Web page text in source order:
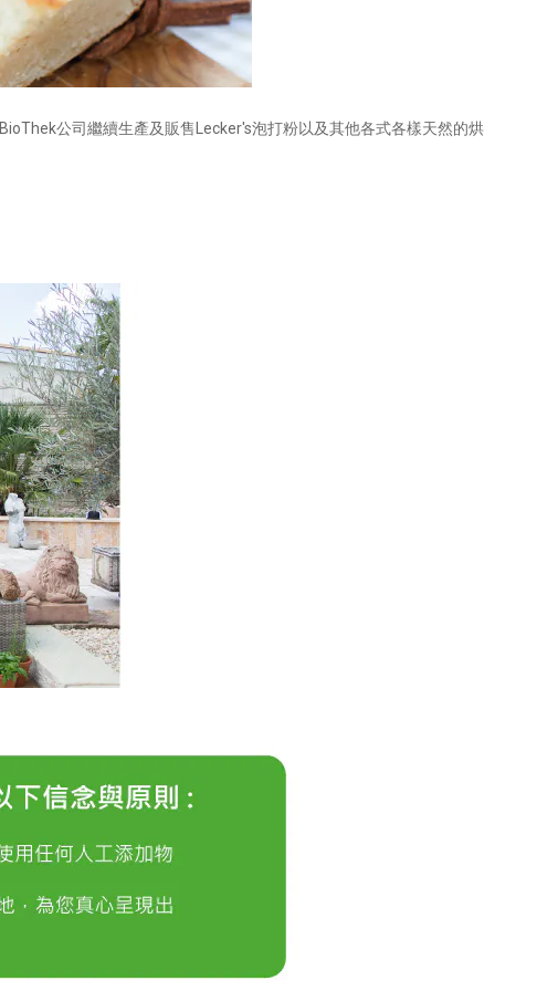
BioThek公司繼續生產及販售 Lecker's泡打粉以及其他各式各樣天然的烘